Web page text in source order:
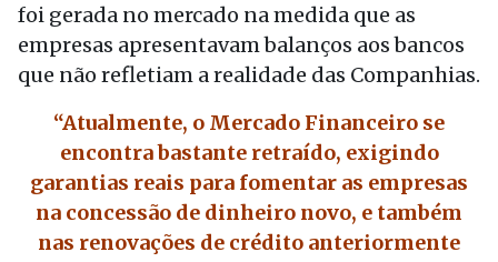
foi gerada no mercado na medida que as
empresas apresentavam balanços aos bancos
que não refletiam a realidade das Companhias.
“Atualmente, o Mercado Financeiro se
encontra bastante retraído, exigindo
garantias reais para fomentar as empresas
na concessão de dinheiro novo, e também
nas renovações de crédito anteriormente